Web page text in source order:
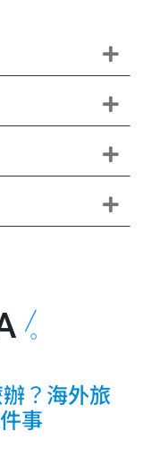
？海外旅
事